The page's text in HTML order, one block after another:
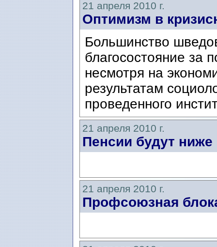
21 апреля 2010 г.
Оптимизм в
Большинство
благосостояние за
несмотря на
результатам
проведенного
21 апреля 2010 г.
Пенсии будут
21 апреля 2010 г.
Профсоюзная